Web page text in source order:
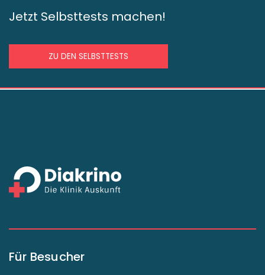
Jetzt Selbsttests machen!
ZU DEN SELBSTTESTS
Für Besucher